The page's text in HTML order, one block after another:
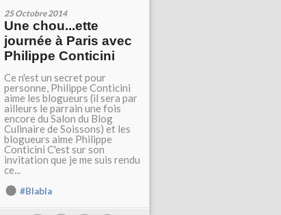
25 Octobre 2014
Une chou...ette
journée à Paris avec
Philippe Conticini
Ce n'est un secret pour
personne, Philippe Conticini
aime les blogueurs (il sera par
ailleurs le parrain une fois
encore du Salon du Blog
Culinaire de Soissons) et les
blogueurs aime Philippe
Conticini C'est sur son
invitation que je me suis rendu
ce...
#Blabla